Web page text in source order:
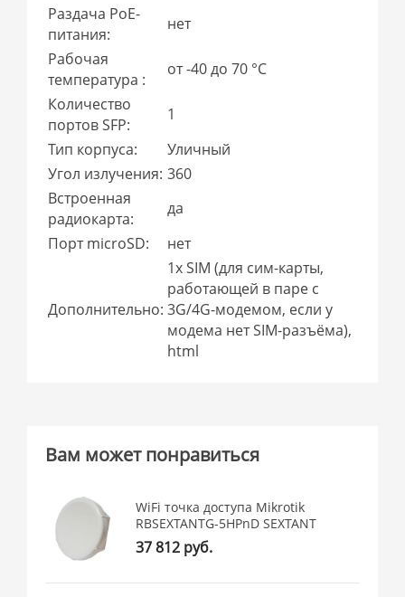
Раздача PoE-
питания:
нет
Рабочая
температура :
от -40 до 70 °С
Количество
портов SFP:
1
Тип корпуса:
Уличный
Угол излучения: 360
Встроенная
радиокарта:
да
Порт microSD:
нет
Дополнительно:
1x SIM (для сим-карты,
работающей в паре с
3G/4G-модемом, если у
модема нет SIM-разъёма),
html
Вам может понравиться
WiFi точка доступа Mikrotik
RBSEXTANTG-5HPnD SEXTANT
37 812 руб.